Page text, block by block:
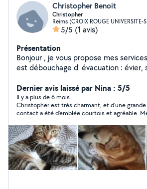
Christopher Benoit
Christopher
Reims (CROIX ROUGE UNIVERSITE-
5/5 (1 avis)
Présentation
Bonjour , je vous propose mes
est débouchage d' évacuation : évier,
Dernier avis laissé par Nina : 5/5
Il y a plus de 6 mois
Christopher est très charmant, et d'une
contact a été d'emblée courtois et agréable.